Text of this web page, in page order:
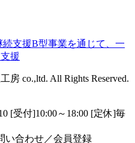
続支援B型事業を通じて、一
援
co.,ltd. All Rights Reserved.